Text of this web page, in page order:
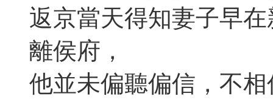
返京當天得知妻子早
離侯府，
他並未偏聽偏信，不